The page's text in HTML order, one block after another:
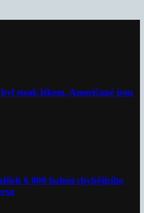
steak lékem, Američané jsou
6 000 balení chybějícího